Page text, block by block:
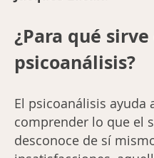
¿Para qué sirve
psicoanálisis?
El psicoanálisis ayuda
comprender lo que el
desconoce de sí